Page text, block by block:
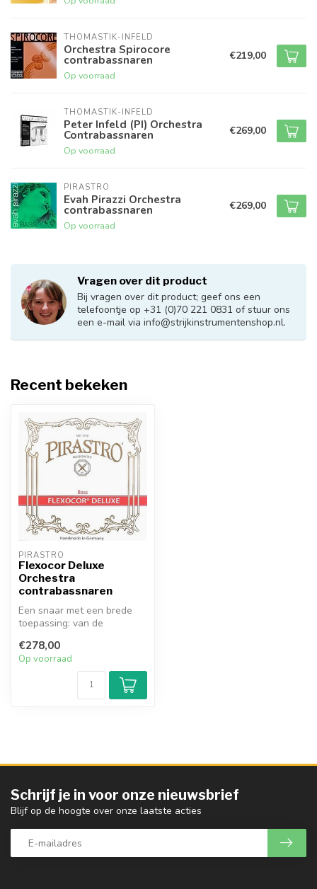
THOMASTIK-INFELD
Orchestra Spirocore
contrabassnaren
Op voorraad
€219,00
THOMASTIK-INFELD
Peter Infeld (PI) Orchestra
Contrabassnaren
Op voorraad
€269,00
PIRASTRO
Evah Pirazzi Orchestra
contrabassnaren
Op voorraad
€269,00
Vragen over dit product
Bij vragen over dit product; geef ons een
telefoontje op +31 (0)70 221 0831 of stuur ons
een e-mail via info@strijkinstrumentenshop.nl.
Recent bekeken
PIRASTRO
Flexocor Deluxe
Orchestra
contrabassnaren
Een snaar met een brede
toepassing: van de
het klass...
€278,00
Op voorraad
Schrijf je in voor onze nieuwsbrief
Blijf op de hoogte over onze laatste acties